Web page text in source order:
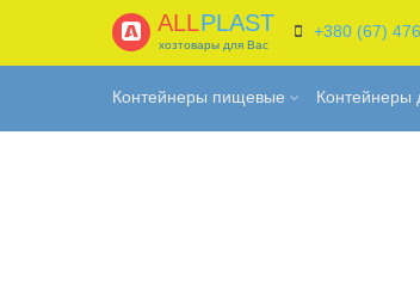
ALLPLAST
хозтовары для Вас
+380 (67)
Контейнеры пищевые Контейнеры